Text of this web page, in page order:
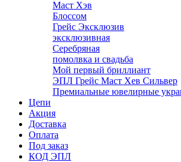
Маст Хэв
Блоссом
Грейс Эксклюзив
эксклюзивная
Серебряная
помолвка и свадьба
Мой первый бриллиант
ЭПЛ Грейс Маст Хев Сильвер
Премиальные ювелирные
Цепи
Акция
Доставка
Оплата
Под заказ
КОД ЭПЛ